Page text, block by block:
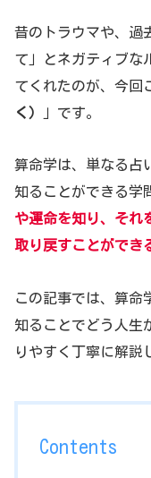
昔のトラウマや、過
て」とネガティブな
てくれたのが、今回
く）
」です。
算命学は、単なる占
知ることができる学
や運命を知り、それ
取り戻すことができ
この記事では、算命
知ることでどう人生
りやすく丁寧に解説
Contents